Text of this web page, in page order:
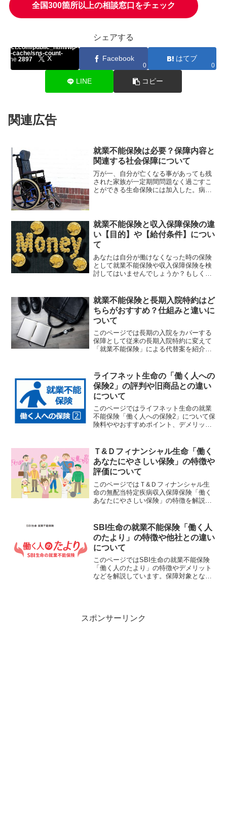
全国300箇所以上の相談窓口をチェック
シェアする
X
public_html/wp-
cache/sns-count-
line2897
Facebook
0
はてブ
0
LINE コピー
関連広告
就業不能保険は必要？保障内容と
関連する社会保障について
万が一、自分が亡くなる事があっても残
された家族が一定期間問題なく過ごすこ
とができる生命保険には加入した。病気
ときの収入を保障する保険は...
就業不能保険と収入保障保険の違
い【目的】や【給付条件】につい
て
あなたは自分が働けなくなった時の保険
として就業不能保険や収入保障保険を検
討してはいませんでしょうか？もしくは
能保険への加入が必要なのか？もしくは
収入保障保険がよいのか考...
就業不能保険と長期入院特約はど
ちらがおすすめ？仕組みと違いに
ついて
このページでは長期の入院をカバーする
保障として従来の長期入院特約に変えて
「就業不能保険」による代替案を紹介し
ライフネット生命の「働く人への
保険2」の評判や旧商品との違い
について
このページではライフネット生命の就業
不能保険「働く人への保険2」について保
険料ややおすすめポイント、デメリット
就業不能保険が注目を集め始めています
が、もともとはライフネ...
Ｔ&Ｄフィナンシャル生命「働く
あなたにやさしい保険」の特徴や
評価について
このページではＴ&Ｄフィナンシャル生
命の無配当特定疾病収入保障保険「働く
あなたにやさしい保険」の特徴を解説し
やさしい保険」は所定の三大疾病に該当
した場合、以後生存が続く...
SBI生命の就業不能保険「働く人
のたより」の特徴や他社との違い
について
このページではSBI生命の就業不能保険
「働く人のたより」の特徴やデメリット
などを解説しています。保障対象となる
スポンサーリンク